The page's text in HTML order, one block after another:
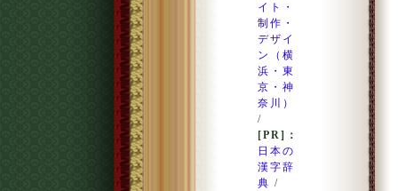
イト・
制作・
デザイ
ン（横
浜・東
京・神
奈川）
/
[PR]：
日本の
漢字辞
典 /